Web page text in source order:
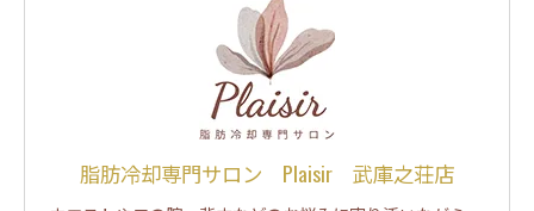
脂肪冷却専門サロン Plaisir 武庫之荘店